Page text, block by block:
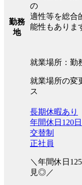
勤務
地
の
適性等を総合
能性もありま
就業場所：勤
就業場所の変
ス
長期休暇あり
年間休日120
交替制
正社員
＼年間休日
見◎／